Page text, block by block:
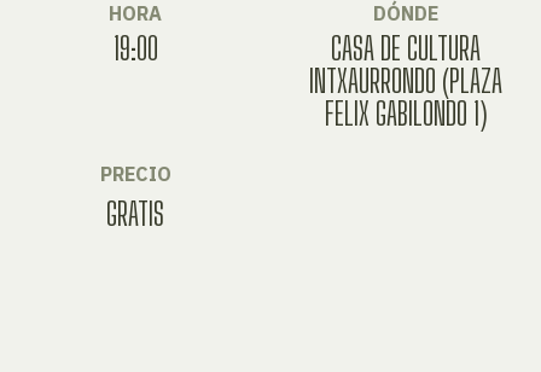
HORA
19:00
DÓNDE
CASA DE CULTURA
INTXAURRONDO (PLAZA
FELIX GABILONDO 1)
PRECIO
GRATIS